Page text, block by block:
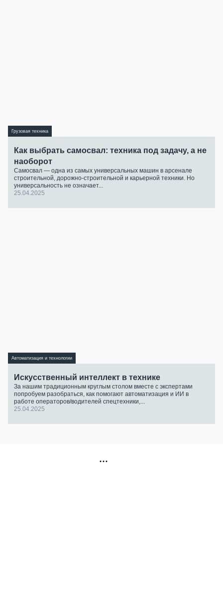
Грузовая техника
Как выбрать самосвал: техника под задачу, а не
наоборот
Самосвал — одна из самых универсальных машин в арсенале
строительной, дорожно-строительной и карьерной техники. Но
универсальность не означает...
25.04.2025
Автоматизация и технологии
Искусственный интеллект в технике
За нашим традиционным круглым столом вместе с экспертами
попробуем разобраться, как помогают автоматизация и ИИ в
работе операторов/водителей спецтехники,...
25.04.2025